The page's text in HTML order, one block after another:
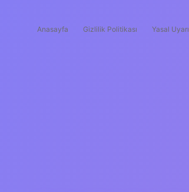
Anasayfa Gizlilik Politikası Yasal Uyarı